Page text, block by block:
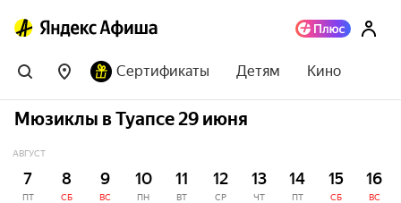
Сертификаты Детям Кино
Мюзиклы в Туапсе 29 июня
АВГУСТ
7
ПТ
8
СБ
9
ВС
10
ПН
11
ВТ
12
СР
13
ЧТ
14
ПТ
15
СБ
16
ВС